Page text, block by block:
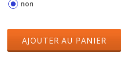
non
AJOUTER AU PANIER